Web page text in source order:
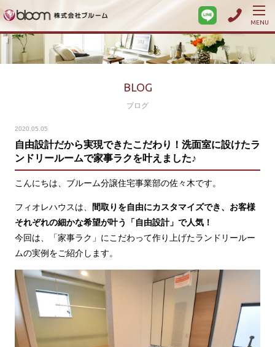
MENU
BLOG
ブログ
2020.05.05
自由設計だから実現できたこだわり！洗面室に設けたラ
ンドリールームで家事ラクを叶えました♪
こんにちは、ブルーム分譲住宅事業部の佐々木です。
フィオレハウスは、
間取りを自由にカスタマイズでき、お客様
それぞれの細かな希望が叶う「自由設計」で人気！
今回は、「家事ラク」にこだわって作り上げたランドリールー
ムの実例をご紹介します。